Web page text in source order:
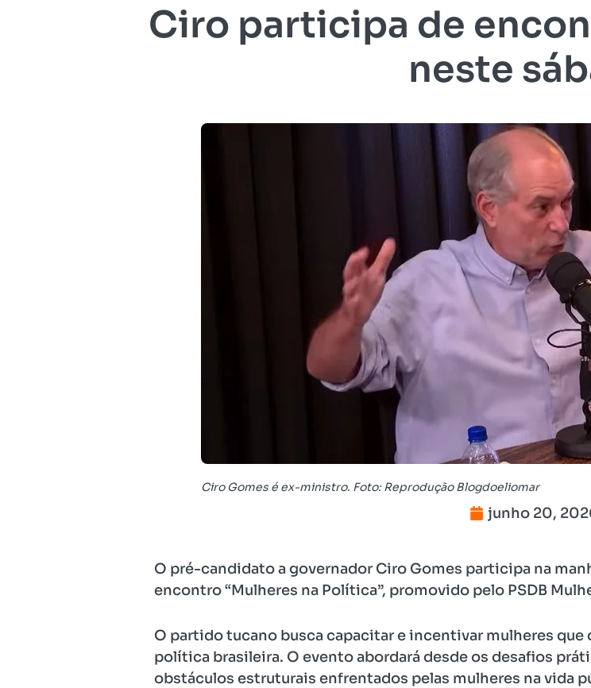
Ciro participa de
neste
Ciro Gomes é ex-ministro. Foto: Reprodução Blogdoeliomar
junho 20,
O pré-candidato a governador Ciro Gomes participa na
encontro “Mulheres na Política”, promovido pelo PSDB
O partido tucano busca capacitar e incentivar mulheres
política brasileira. O evento abordará desde os desafios
obstáculos estruturais enfrentados pelas mulheres na vida